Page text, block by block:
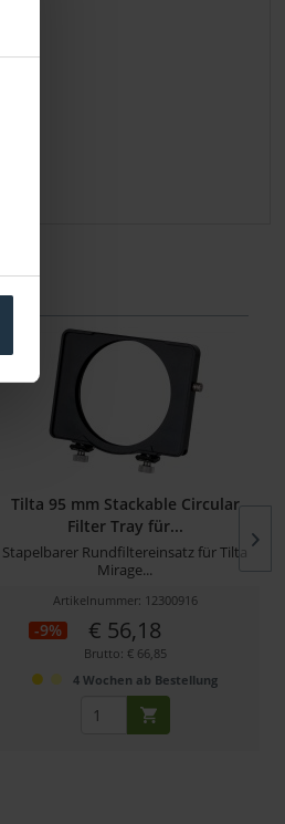
Tilta 95 mm Stackable Circular
Filter Tray für...
Stapelbarer Rundfiltereinsatz für Tilta
Mirage...
Artikelnummer: 12300916
-9% € 56,18
Brutto: € 66,85
4 Wochen ab Bestellung